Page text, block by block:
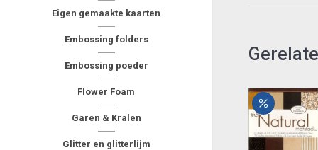
Eigen gemaakte kaarten
Embossing folders
Embossing poeder
Flower Foam
Garen & Kralen
Glitter en glitterlijm